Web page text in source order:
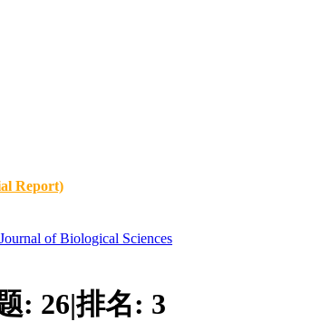
Report)
Journal of Biological Sciences
: 26|排名: 3